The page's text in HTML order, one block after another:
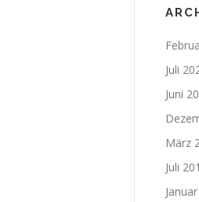
Juli
Juni
März
Juli